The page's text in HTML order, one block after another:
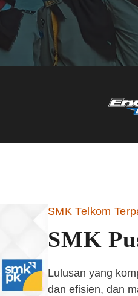
SMK Telkom
SMK
Lulusan yang
dan efisien, dan